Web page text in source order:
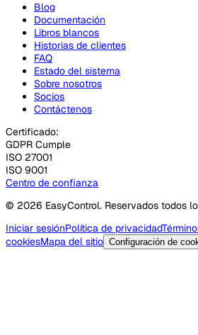
Blog
Documentación
Libros blancos
Historias de clientes
FAQ
Estado del sistema
Sobre nosotros
Socios
Contáctenos
Certificado:
GDPR Cumple
ISO 27001
ISO 9001
Centro de confianza
© 2026 EasyControl. Reservados todos
Iniciar sesiónPolítica de privacidad
cookiesMapa del sitio Configuración de